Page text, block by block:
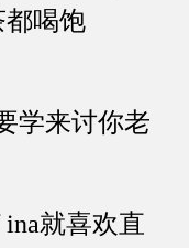
都喝饱
来讨你老
就喜欢直